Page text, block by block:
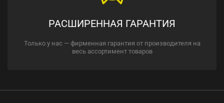
РАСШИРЕННАЯ ГАРАНТИЯ
Только у нас — фирменная гарантия от производителя на
весь ассортимент товаров